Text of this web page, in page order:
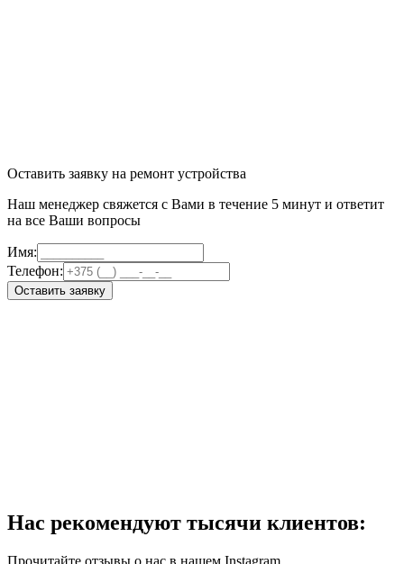
Оставить заявку на ремонт устройства
Наш менеджер свяжется с Вами в течение 5 минут и ответит
на все Ваши вопросы
Имя:
Телефон:
Оставить заявку
Нас рекомендуют тысячи клиентов:
Прочитайте отзывы о нас в нашем Instagram